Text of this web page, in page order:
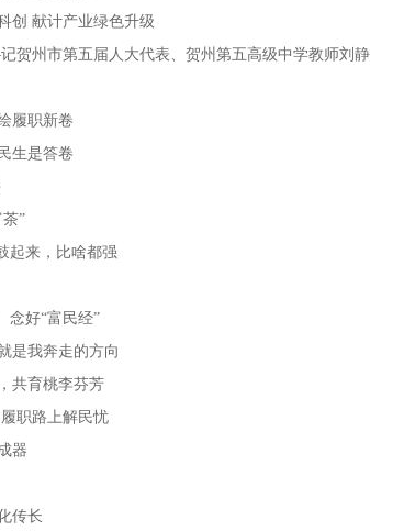
创 献计产业绿色升级
贺州市第五届人大代表、贺州第五高级中学教师刘静
履职新卷
生是答卷
”
起来，比啥都强
念好“富民经”
是我奔走的方向
共育桃李芬芳
职路上解民忧
器
传长